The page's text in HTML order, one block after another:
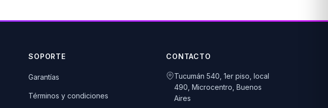
SOPORTE
Garantías
Términos y condiciones
CONTACTO
Tucumán 540, 1er piso, local
490, Microcentro, Buenos
Aires